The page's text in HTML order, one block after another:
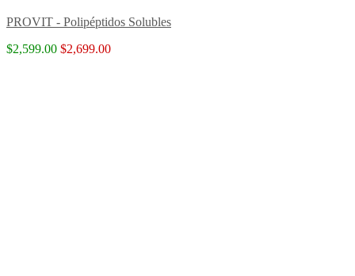
PROVIT - Polipéptidos Solubles
$2,599.00 $2,699.00